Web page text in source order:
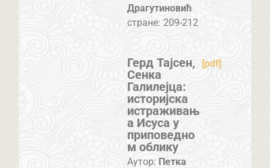
Драгутиновић
стране: 209-212
Герд Тајсен,
Сенка
Галилејца:
историјска
истраживањ
а Исуса у
приповедно
м облику
[pdf]
Аутор: Петка